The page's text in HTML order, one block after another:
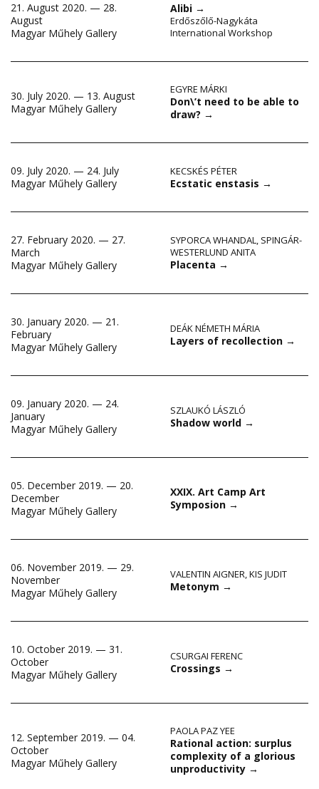
21. August 2020. — 28.
August
Magyar Műhely Gallery
Alibi →
Erdőszőlő-Nagykáta
International Workshop
30. July 2020. — 13. August
Magyar Műhely Gallery
EGYRE MÁRKI
Don\’t need to be able to
draw? →
09. July 2020. — 24. July
Magyar Műhely Gallery
KECSKÉS PÉTER
Ecstatic enstasis →
27. February 2020. — 27.
March
Magyar Műhely Gallery
SYPORCA WHANDAL, SPINGÁR-
WESTERLUND ANITA
Placenta →
30. January 2020. — 21.
February
Magyar Műhely Gallery
DEÁK NÉMETH MÁRIA
Layers of recollection →
09. January 2020. — 24.
January
Magyar Műhely Gallery
SZLAUKÓ LÁSZLÓ
Shadow world →
05. December 2019. — 20.
December
Magyar Műhely Gallery
XXIX. Art Camp Art
Symposion →
06. November 2019. — 29.
November
Magyar Műhely Gallery
VALENTIN AIGNER,KIS JUDIT
Metonym →
10. October 2019. — 31.
October
Magyar Műhely Gallery
CSURGAI FERENC
Crossings →
12. September 2019. — 04.
October
Magyar Műhely Gallery
PAOLA PAZ YEE
Rational action: surplus
complexity of a glorious
unproductivity →